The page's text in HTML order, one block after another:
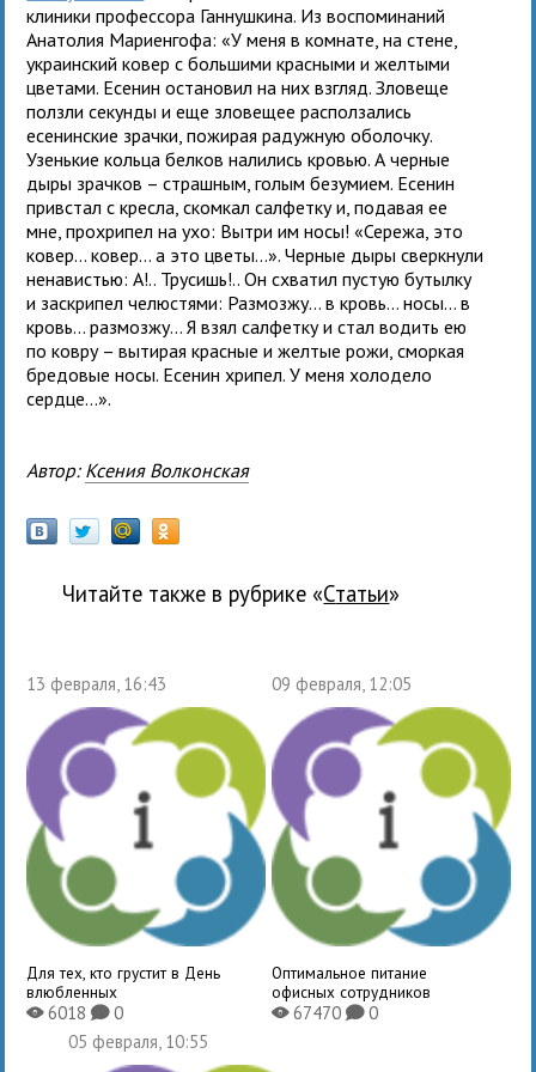
клиники профессора Ганнушкина. Из воспоминаний
Анатолия Мариенгофа: «У меня в комнате, на стене,
украинский ковер с большими красными и желтыми
цветами. Есенин остановил на них взгляд. Зловеще
ползли секунды и еще зловещее расползались
есенинские зрачки, пожирая радужную оболочку.
Узенькие кольца белков налились кровью. А черные
дыры зрачков – страшным, голым безумием. Есенин
привстал с кресла, скомкал салфетку и, подавая ее
мне, прохрипел на ухо: Вытри им носы! «Сережа, это
ковер… ковер… а это цветы…». Черные дыры сверкнули
ненавистью: А!.. Трусишь!.. Он схватил пустую бутылку
и заскрипел челюстями: Размозжу… в кровь… носы… в
кровь… размозжу… Я взял салфетку и стал водить ею
по ковру – вытирая красные и желтые рожи, сморкая
бредовые носы. Есенин хрипел. У меня холодело
сердце…».
Автор: Ксения Волконская
Читайте также в рубрике « Статьи»
13 февраля, 16:43
Для тех, кто грустит в День
влюбленных
X6018K0
09 февраля, 12:05
Оптимальное питание
офисных сотрудников
X67470 K0
05 февраля, 10:55